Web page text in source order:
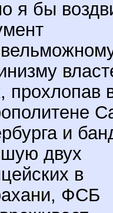
я бы
прохлопав
и
двух
в
ФСБ